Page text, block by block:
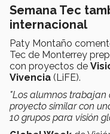
Semana Tec
internacional
Paty Montaño
Tec de Monterrey
con proyectos de
Vivencia (LiFE).
"Los alumnos
proyecto similar con
10 grupos para visión